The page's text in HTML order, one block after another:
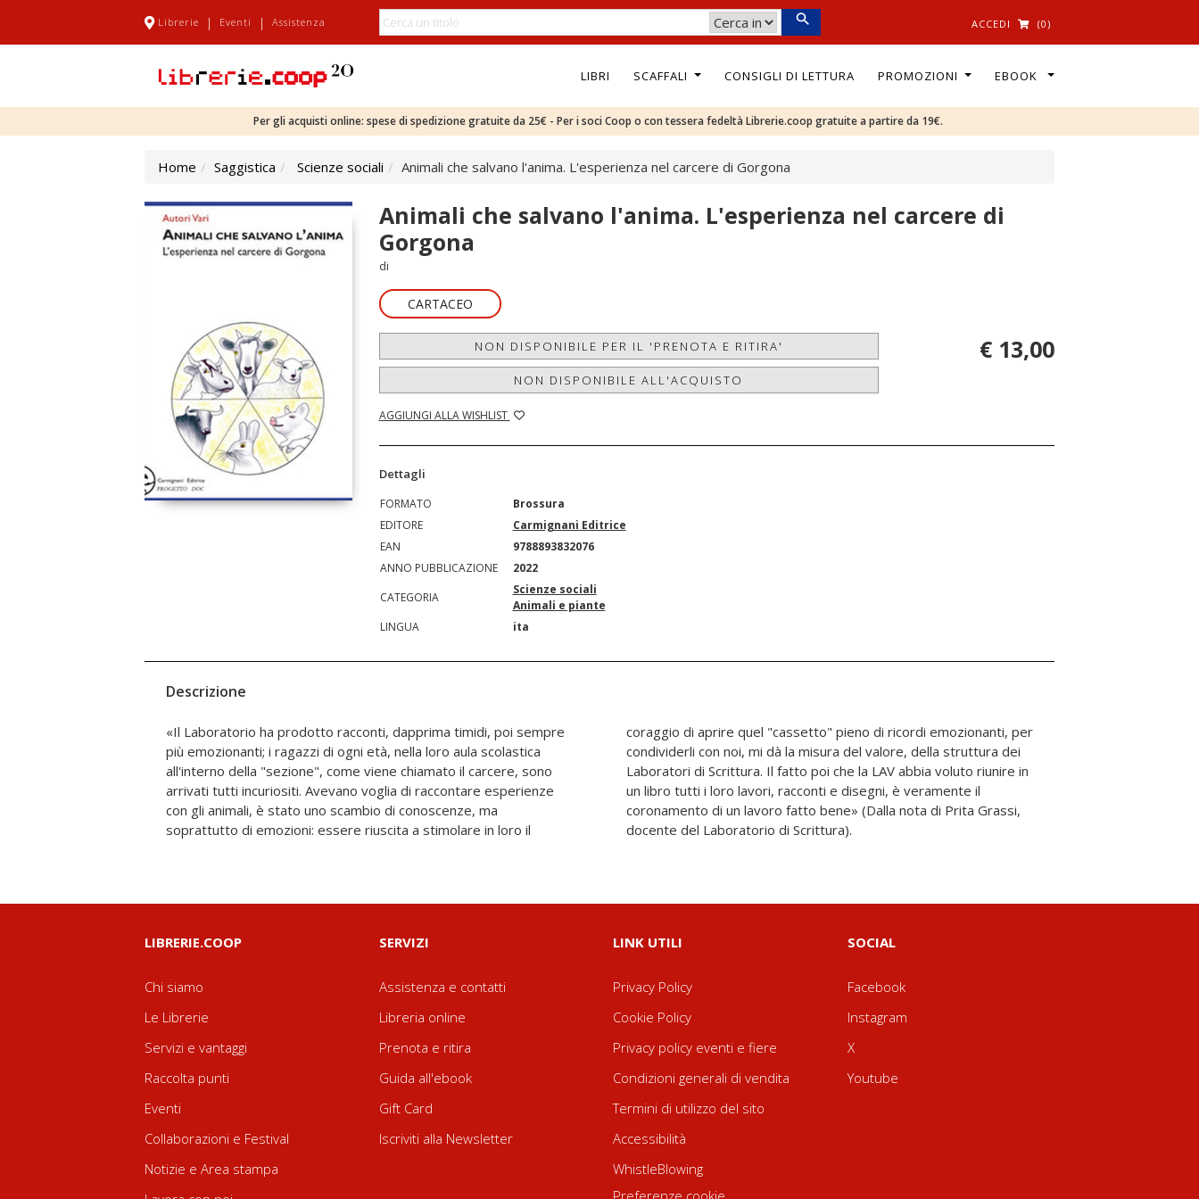
Librerie | Eventi | Assistenza ACCEDI (0)
LIBRI SCAFFALI CONSIGLI DI LETTURA PROMOZIONI EBOOK
Per gli acquisti online: spese di spedizione gratuite da 25€ - Per i soci Coop o con tessera fedeltà Librerie.coop gratuite a partire da 19€.
Home Saggistica Scienze sociali Animali che salvano l'anima. L'esperienza nel carcere di Gorgona
Animali che salvano l'anima. L'esperienza nel carcere di
Gorgona
di
CARTACEO
NON DISPONIBILE PER IL 'PRENOTA E RITIRA'
NON DISPONIBILE ALL'ACQUISTO
AGGIUNGI ALLA WISHLIST
€ 13,00
Dettagli
FORMATO
Brossura
EDITORE
Carmignani Editrice
EAN
9788893832076
ANNO PUBBLICAZIONE
2022
CATEGORIA
Scienze sociali
Animali e piante
LINGUA
ita
Descrizione
«Il Laboratorio ha prodotto racconti, dapprima timidi, poi sempre
più emozionanti; i ragazzi di ogni età, nella loro aula scolastica
all'interno della "sezione", come viene chiamato il carcere, sono
arrivati tutti incuriositi. Avevano voglia di raccontare esperienze
con gli animali, è stato uno scambio di conoscenze, ma
soprattutto di emozioni: essere riuscita a stimolare in loro il
coraggio di aprire quel "cassetto" pieno di ricordi emozionanti, per
condividerli con noi, mi dà la misura del valore, della struttura dei
Laboratori di Scrittura. Il fatto poi che la LAV abbia voluto riunire in
un libro tutti i loro lavori, racconti e disegni, è veramente il
coronamento di un lavoro fatto bene» (Dalla nota di Prita Grassi,
docente del Laboratorio di Scrittura).
LIBRERIE.COOP
Chi siamo
Le Librerie
Servizi e vantaggi
Raccolta punti
Eventi
Collaborazioni e Festival
Notizie e Area stampa
SERVIZI
Assistenza e contatti
Libreria online
Prenota e ritira
Guida all'ebook
Gift Card
Iscriviti alla Newsletter
LINK UTILI
Privacy Policy
Cookie Policy
Privacy policy eventi e fiere
Condizioni generali di vendita
Termini di utilizzo del sito
Accessibilità
WhistleBlowing
Preferenze cookie
SOCIAL
Facebook
Instagram
X
Youtube